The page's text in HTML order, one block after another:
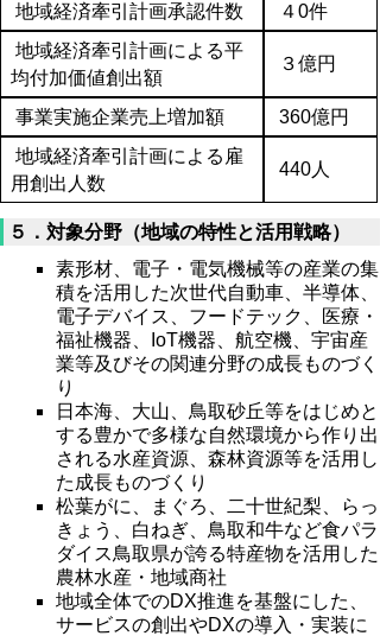
地域経済牽引計画承認件数
４0件
地域経済牽引計画による平
均付加価値創出額
３億円
事業実施企業売上増加額
360億円
地域経済牽引計画による雇
用創出人数
440人
５．対象分野（地域の特性と活用戦略）
素形材、電子・電気機械等の産業の集
積を活用した次世代自動車、 半導体、
電子デバイス、フードテック、医療・
福祉機器、IoT機器、航空機、宇宙産
業等及びその関連分野の成長ものづく
り
日本海、大山、鳥取砂丘等をはじめと
する豊かで多様な自然環境から作り出
される水産資源、森林資源等を活用し
た成長ものづくり
松葉がに 、まぐろ、二十世紀梨、
らっ
きょう、白ねぎ、鳥取和牛など食パラ
ダイス鳥取県が誇る特産物を活用した
農林水産・地域商社
地域全体でのDX推進を基盤にした、
サービスの創出やDXの導入・実装に